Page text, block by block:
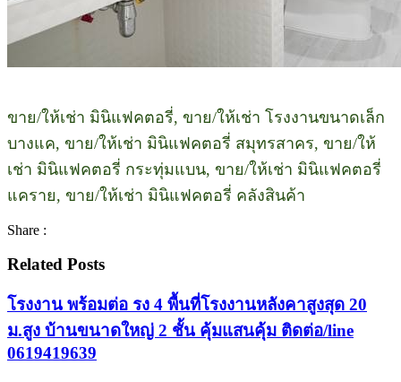
ขาย/ให้เช่า มินิแฟคตอรี่, ขาย/ให้เช่า โรงงานขนาดเล็ก
บางแค, ขาย/ให้เช่า มินิแฟคตอรี่ สมุทรสาคร, ขาย/ให้
เช่า มินิแฟคตอรี่ กระทุ่มแบน, ขาย/ให้เช่า มินิแฟคตอรี่
แคราย, ขาย/ให้เช่า มินิแฟคตอรี่ คลังสินค้า
Share :
Related Posts
โรงงาน พร้อมต่อ รง 4 พื้นที่โรงงานหลังคาสูงสุด 20
ม.สูง บ้านขนาดใหญ่ 2 ชั้น คุ้มแสนคุ้ม ติดต่อ/line
0619419639